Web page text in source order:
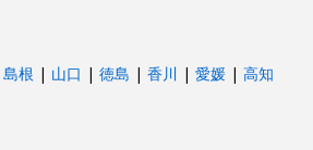
島根 | 山口 | 徳島 | 香川 | 愛媛 | 高知